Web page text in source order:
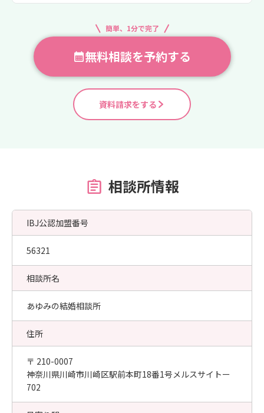
簡単、1分で完了
無料相談を予約する
資料請求をする
相談所情報
IBJ公認加盟番号
56321
相談所名
あゆみの結婚相談所
住所
〒 210-0007
神奈川県川崎市川崎区駅前本町18番1号メルスサイトー
702